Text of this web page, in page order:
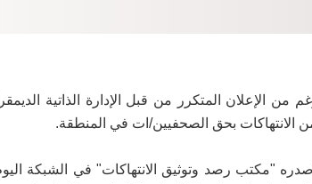
من الإعلان المتكرر من قبل الإدارة الذاتية